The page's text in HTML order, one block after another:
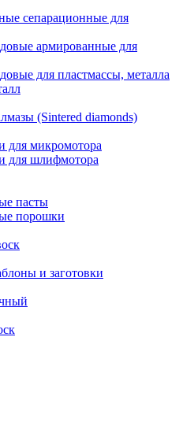
сепарационные для
армированные для
для пластмассы, металла
(Sintered diamonds)
для микромотора
для шлифмотора
пасты
порошки
и заготовки